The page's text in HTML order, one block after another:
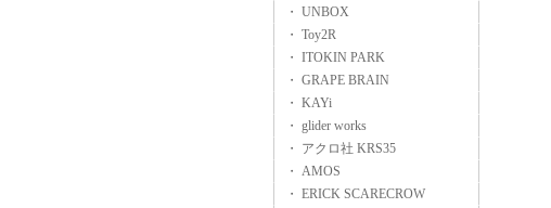
・ UNBOX
・ Toy2R
・ ITOKIN PARK
・ GRAPE BRAIN
・ KAYi
・ glider works
・ アクロ社 KRS35
・ AMOS
・ ERICK SCARECROW